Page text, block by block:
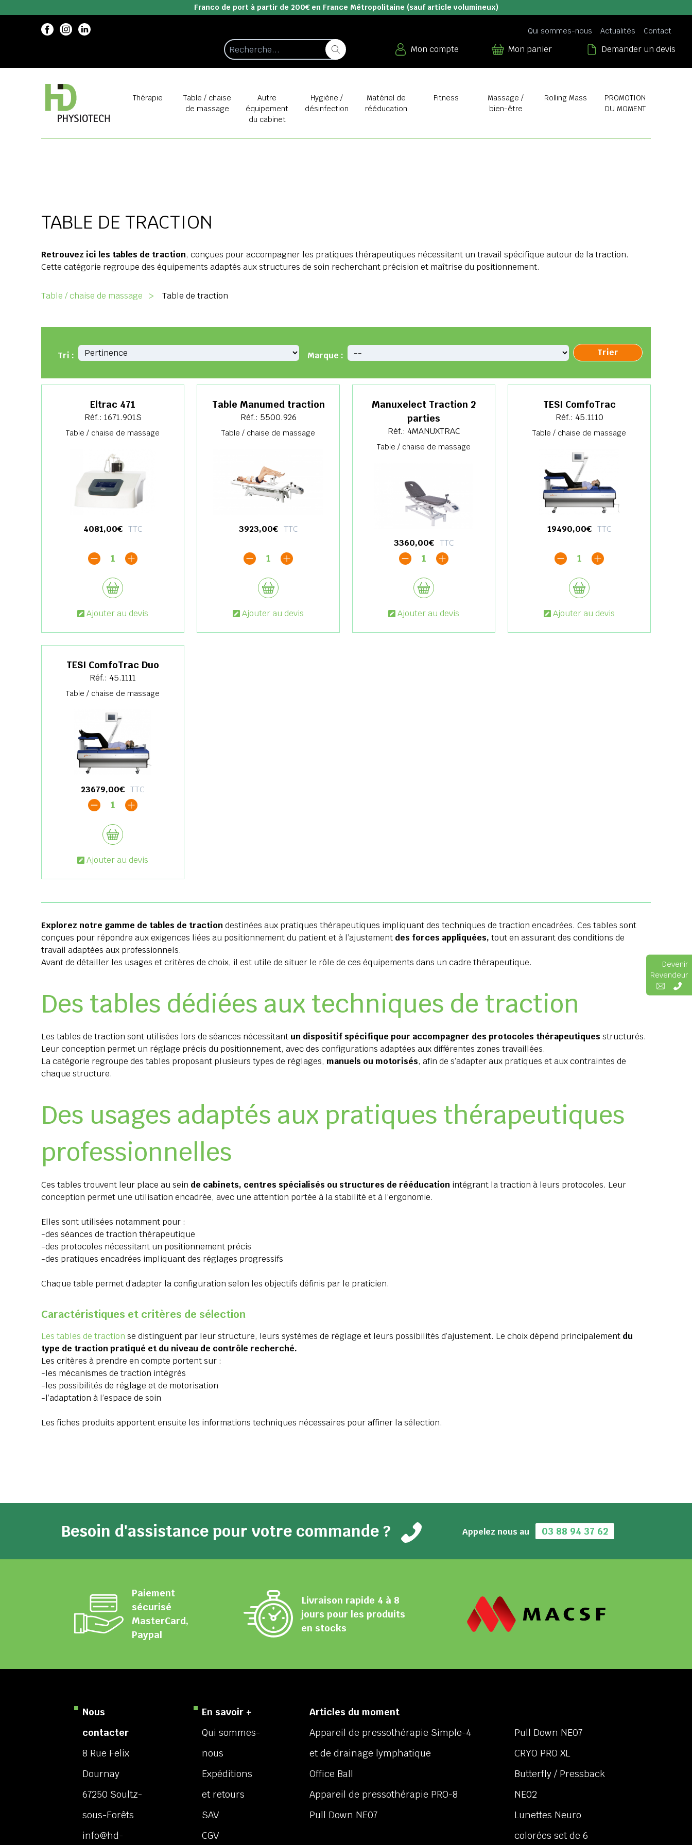
Franco de port à partir de 200€ en France Métropolitaine (sauf article volumineux)
Qui sommes-nous Actualités Contact
Mon compte Mon panier Demander un devis
Thérapie
Table / chaise
de massage
Autre
équipement
du cabinet
Hygiène /
désinfection
Matériel de
rééducation
Fitness
Massage /
bien-être
Rolling Mass
PROMOTION
DU MOMENT
TABLE DE TRACTION
Retrouvez ici les tables de traction, conçues pour accompagner les pratiques thérapeutiques nécessitant un travail spécifique autour de la traction.
Cette catégorie regroupe des équipements adaptés aux structures de soin recherchant précision et maîtrise du positionnement.
Table / chaise de massage > Table de traction
Tri : Marque :
Eltrac 471
Réf.: 1671.901S
Table / chaise de massage
4081,00€ TTC
1
Ajouter au devis
Table Manumed traction
Réf.: 5500.926
Table / chaise de massage
3923,00€ TTC
1
Ajouter au devis
Manuxelect Traction 2
parties
Réf.: 4MANUXTRAC
Table / chaise de massage
3360,00€ TTC
1
Ajouter au devis
TESI ComfoTrac
Réf.: 45.1110
Table / chaise de massage
19490,00€ TTC
1
Ajouter au devis
TESI ComfoTrac Duo
Réf.: 45.1111
Table / chaise de massage
23679,00€ TTC
1
Ajouter au devis
Explorez notre gamme de tables de tractiondestinées aux pratiques thérapeutiques impliquant des techniques de traction encadrées. Ces tables sont
conçues pour répondre aux exigences liées au positionnement du patient et à l’ajustement des forces appliquées, tout en assurant des conditions de
travail adaptées aux professionnels.
Avant de détailler les usages et critères de choix, il est utile de situer le rôle de ces équipements dans un cadre thérapeutique.
Des tables dédiées aux techniques de traction
Les tables de traction sont utilisées lors de séances nécessitant un dispositif spécifique pour accompagner des protocoles thérapeutiques structurés.
Leur conception permet un réglage précis du positionnement, avec des configurations adaptées aux différentes zones travaillées.
La catégorie regroupe des tables proposant plusieurs types de réglages, manuels ou motorisés, afin de s’adapter aux pratiques et aux contraintes de
chaque structure.
Des usages adaptés aux pratiques thérapeutiques
professionnelles
Ces tables trouvent leur place au sein de cabinets, centres spécialisés ou structures de rééducation intégrant la traction à leurs protocoles. Leur
conception permet une utilisation encadrée, avec une attention portée à la stabilité et à l’ergonomie.
Elles sont utilisées notamment pour :
-des séances de traction thérapeutique
-des protocoles nécessitant un positionnement précis
-des pratiques encadrées impliquant des réglages progressifs
Chaque table permet d’adapter la configuration selon les objectifs définis par le praticien.
Caractéristiques et critères de sélection
Les tables de traction se distinguent par leur structure, leurs systèmes de réglage et leurs possibilités d’ajustement. Le choix dépend principalement du
type de traction pratiqué et du niveau de contrôle recherché.
Les critères à prendre en compte portent sur :
-les mécanismes de traction intégrés
-les possibilités de réglage et de motorisation
-l’adaptation à l’espace de soin
Les fiches produits apportent ensuite les informations techniques nécessaires pour affiner la sélection.
Besoin d'assistance pour votre commande ? Appelez nous au 03 88 94 37 62
Devenir
Revendeur
Paiement
sécurisé
MasterCard,
Paypal
Livraison rapide 4 à 8
jours pour les produits
en stocks
Nous
contacter
8 Rue Felix
Dournay
67250 Soultz-
sous-Forêts
info@hd-
En savoir +
Qui sommes-
nous
Expéditions
et retours
SAV
CGV
Articles du moment
Appareil de pressothérapie Simple-4
et de drainage lymphatique
Office Ball
Appareil de pressothérapie PRO-8
Pull Down NE07
Pull Down NE07
CRYO PRO XL
Butterfly / Pressback
NE02
Lunettes Neuro
colorées set de 6